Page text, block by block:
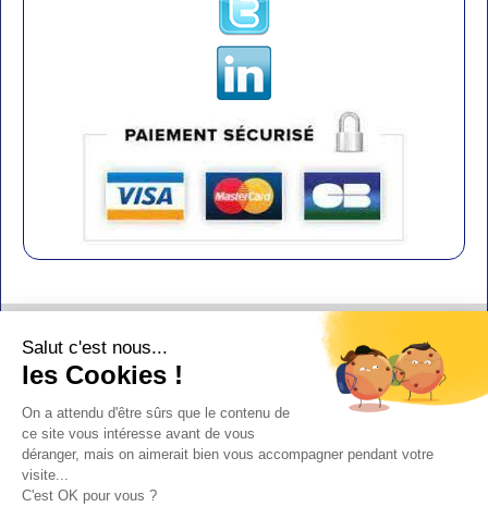
Mentions légales
Salut c'est nous...
les Cookies !
On a attendu d'être sûrs que le contenu de
ce site vous intéresse avant de vous
déranger, mais on aimerait bien vous accompagner pendant votre
visite...
C'est OK pour vous ?